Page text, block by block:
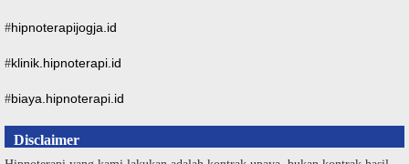
#hipnoterapijogja.id
#klinik.hipnoterapi.id
#biaya.hipnoterapi.id
Disclaimer